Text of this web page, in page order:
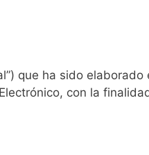
que ha sido
con la